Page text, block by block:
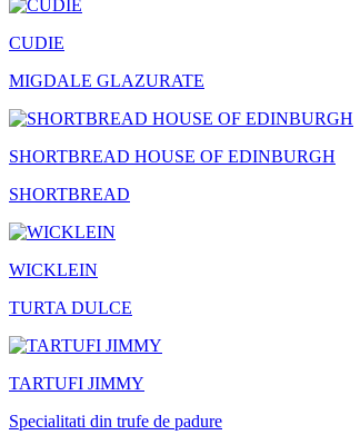
CUDIE
MIGDALE GLAZURATE
SHORTBREAD HOUSE OF EDINBURGH
SHORTBREAD
WICKLEIN
TURTA DULCE
TARTUFI JIMMY
Specialitati din trufe de padure